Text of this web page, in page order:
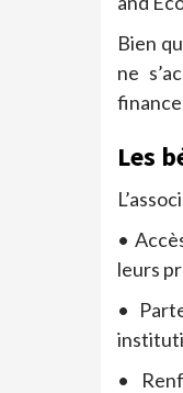
Bien
ne
Les
•
leurs
•
•